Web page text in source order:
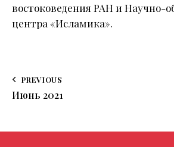
востоковедения РАН и Научно-
центра «Исламика».
PREVIOUS
Июнь 2021